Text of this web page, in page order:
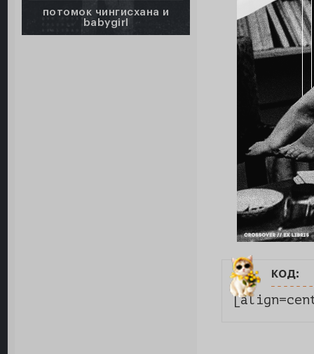
потомок чингисхана и
babygirl
код: